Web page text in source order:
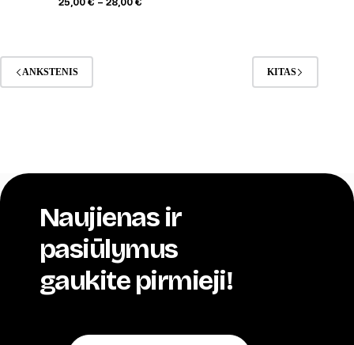
25,00€ – 28,00€
ANKSTENIS KITAS
Naujienas ir
pasiūlymus
gaukite pirmieji!